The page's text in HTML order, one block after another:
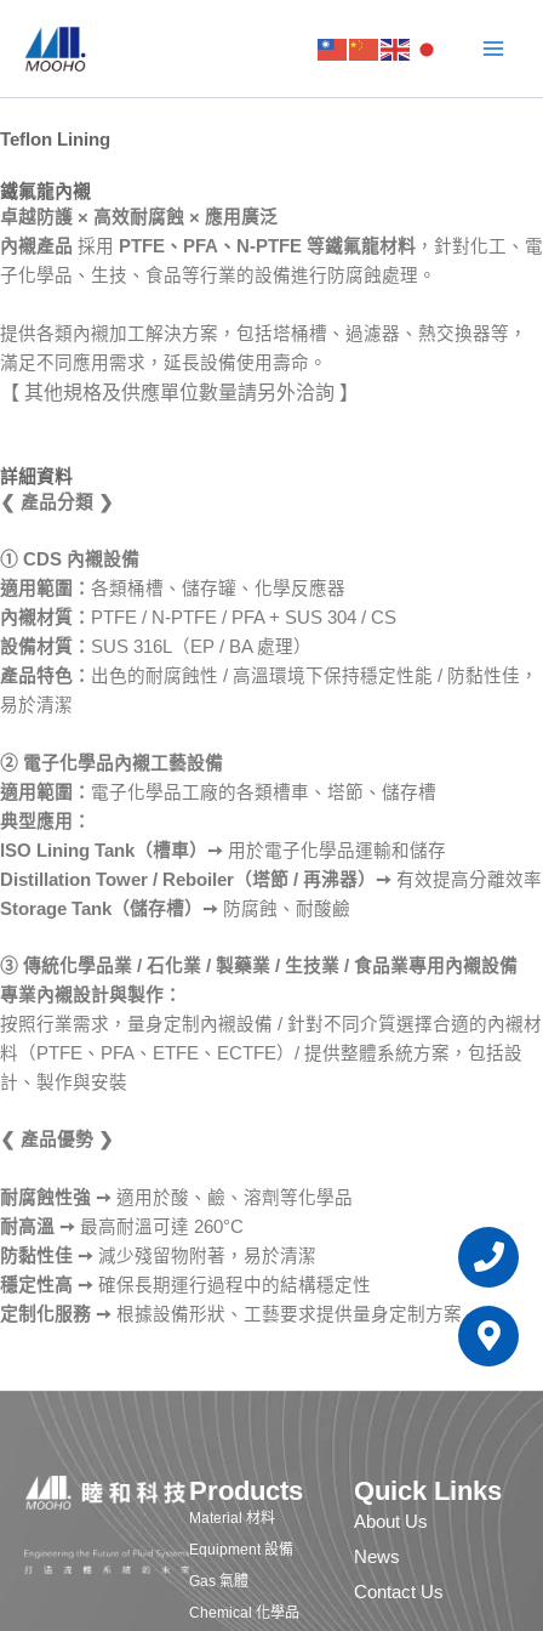
要
內
Teflon Lining
鐵氟龍內襯
卓越防護 × 高效耐腐蝕 × 應用廣泛
內襯產品 採用 PTFE、PFA、N-PTFE 等鐵氟龍材料 ，針對化工、電
子化學品、生技、食品等行業的設備進行防腐蝕處理。
提供各類內襯加工解決方案，包括塔桶槽、過濾器、熱交換器等，
滿足不同應用需求，延長設備使用壽命。
【 其他規格及供應單位數量請另外洽詢 】
詳細資料
❮ 產品分類 ❯
① CDS 內襯設備
適用範圍： 各類桶槽、儲存罐、化學反應器
內襯材質： PTFE / N-PTFE / PFA + SUS 304 / CS
設備材質： SUS 316L（EP / BA 處理）
產品特色： 出色的耐腐蝕性 / 高溫環境下保持穩定性能 / 防黏性佳，
易於清潔
② 電子化學品內襯工藝設備
適用範圍： 電子化學品工廠的各類槽車、塔節、儲存槽
典型應用：
ISO Lining Tank（槽車） ➙ 用於電子化學品運輸和儲存
Distillation Tower / Reboiler（塔節 / 再沸器） ➙ 有效提高分離效率
Storage Tank（儲存槽） ➙ 防腐蝕、耐酸鹼
③ 傳統化學品業 / 石化業 / 製藥業 / 生技業 / 食品業專用內襯設備
專業內襯設計與製作：
按照行業需求，量身定制內襯設備 / 針對不同介質選擇合適的內襯材
料（PTFE、PFA、ETFE、ECTFE）/ 提供整體系統方案，包括設
計、製作與安裝
❮ 產品優勢 ❯
耐腐蝕性強 ➙ 適用於酸、鹼、溶劑等化學品
耐高溫 ➙ 最高耐溫可達 260°C
防黏性佳 ➙ 減少殘留物附著，易於清潔
穩定性高 ➙ 確保長期運行過程中的結構穩定性
定制化服務 ➙ 根據設備形狀、工藝要求提供量身定制方案
alt
Products
Material 材料
Equipment 設備
Gas 氣體
Chemical 化學品
Quick Links
About Us
News
Contact Us